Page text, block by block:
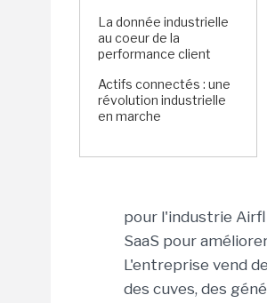
La donnée industrielle
au coeur de la
performance client
Actifs connectés : une
révolution industrielle
en marche
pour l'industrie
SaaS pour
L'entreprise vend
des cuves, des